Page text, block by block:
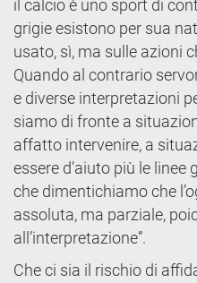
il calcio è uno sport di
grigie esistono per sua
usato, sì, ma sulle azioni
Quando al contrario
e diverse interpretazioni
siamo di fronte a
affatto intervenire, a
essere d’aiuto più le linee
che dimentichiamo che
assoluta, ma parziale,
all’interpretazione”.
Che ci sia il rischio di